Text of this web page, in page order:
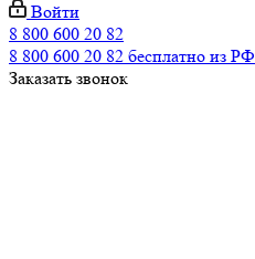
Войти
8 800 600 20 82
8 800 600 20 82 бесплатно из РФ
Заказать звонок